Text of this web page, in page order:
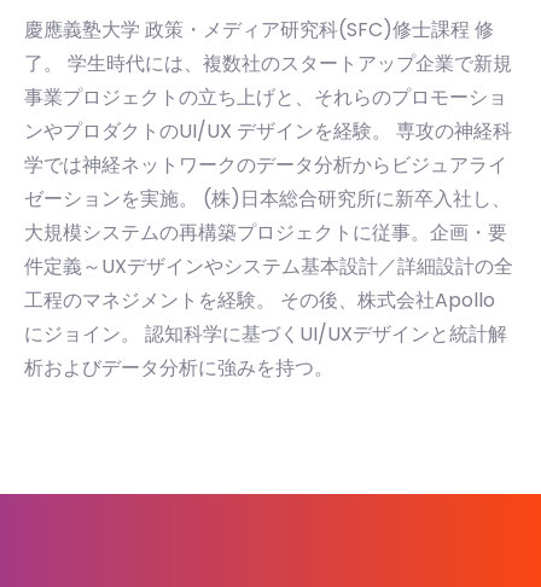
慶應義塾大学 政策・メディア研究科(SFC)修士課程 修
了。 学生時代には、複数社のスタートアップ企業で新規
事業プロジェクトの立ち上げと、それらのプロモーショ
ンやプロダクトのUI/UX デザインを経験。 専攻の神経科
学では神経ネットワークのデータ分析からビジュアライ
ゼーションを実施。 (株)日本総合研究所に新卒入社し、
大規模システムの再構築プロジェクトに従事。企画・要
件定義～UXデザインやシステム基本設計／詳細設計の全
工程のマネジメントを経験。 その後、株式会社Apollo
にジョイン。 認知科学に基づくUI/UXデザインと統計解
析およびデータ分析に強みを持つ。